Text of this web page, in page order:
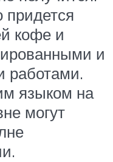
придется
кофе и
и
работами.
языком на
могут